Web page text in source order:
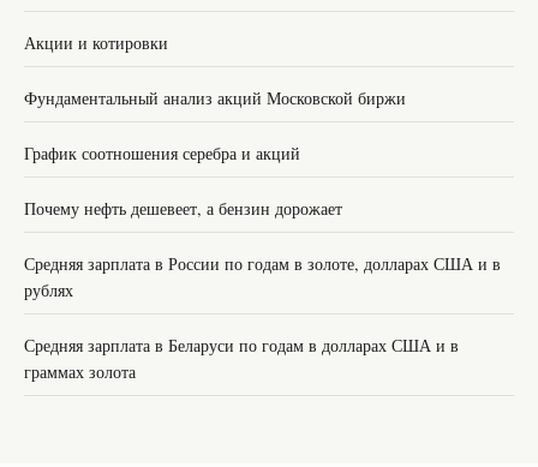
Акции и котировки
Фундаментальный анализ акций Московской биржи
График соотношения серебра и акций
Почему нефть дешевеет, а бензин дорожает
Средняя зарплата в России по годам в золоте, долларах США и в
рублях
Средняя зарплата в Беларуси по годам в долларах США и в
граммах золота